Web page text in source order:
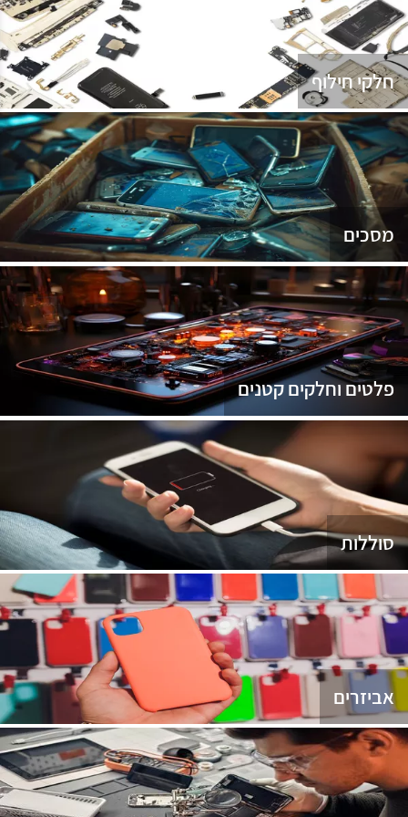
חלקי חילוף
מסכים
פלטים וחלקים קטנים
סוללות
אביזרים